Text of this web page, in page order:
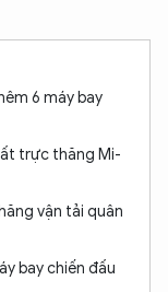
6 máy bay
trực thăng Mi-
vận tải quân
bay chiến đấu